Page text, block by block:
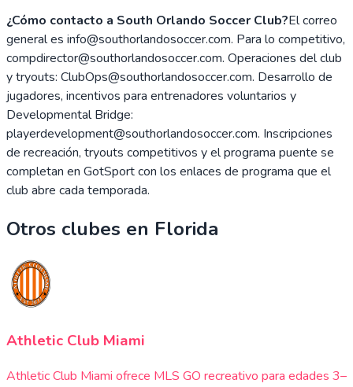
¿Cómo contacto a South Orlando Soccer Club?El correo
general es info@southorlandosoccer.com. Para lo competitivo,
compdirector@southorlandosoccer.com. Operaciones del club
y tryouts: ClubOps@southorlandosoccer.com. Desarrollo de
jugadores, incentivos para entrenadores voluntarios y
Developmental Bridge:
playerdevelopment@southorlandosoccer.com. Inscripciones
de recreación, tryouts competitivos y el programa puente se
completan en GotSport con los enlaces de programa que el
club abre cada temporada.
Otros clubes en Florida
Athletic Club Miami
Athletic Club Miami ofrece MLS GO recreativo para edades 3–